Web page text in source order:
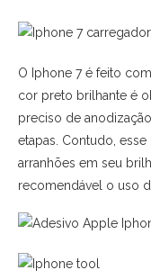
O Iphone 7 é feito
cor preto brilhante é
preciso de
etapas. Contudo,
arranhões em seu
recomendável o uso